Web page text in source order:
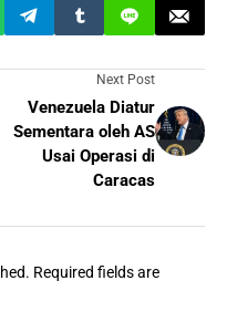
Next Post
Venezuela Diatur
Sementara oleh AS
Usai Operasi di
Caracas
Required fields are